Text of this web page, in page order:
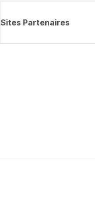
Sites Partenaires